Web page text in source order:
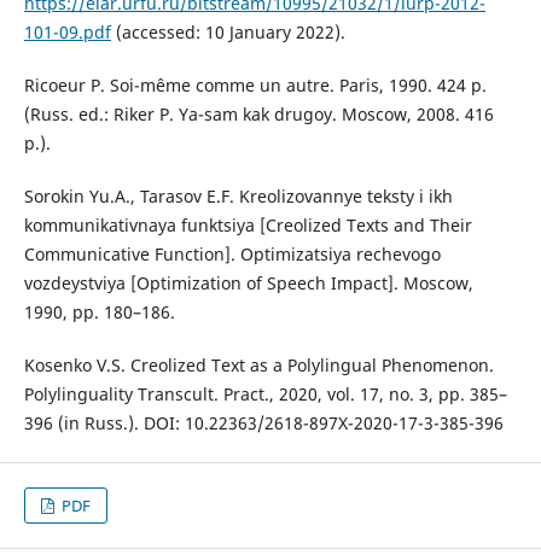
101-09.pdf(accessed: 10 January 2022).
Ricoeur P. Soi-même comme un autre. Paris, 1990. 424 p.
(Russ. ed.: Riker P. Ya-sam kak drugoy. Moscow, 2008. 416
p.).
Sorokin Yu.A., Tarasov E.F. Kreolizovannye teksty i ikh
kommunikativnaya funktsiya [Creolized Texts and Their
Communicative Function]. Optimizatsiya rechevogo
vozdeystviya [Optimization of Speech Impact]. Moscow,
1990, pp. 180–186.
Kosenko V.S. Creolized Text as a Polylingual Phenomenon.
Polylinguality Transcult. Pract., 2020, vol. 17, no. 3, pp. 385–
396 (in Russ.). DOI: 10.22363/2618-897X-2020-17-3-385-396
PDF